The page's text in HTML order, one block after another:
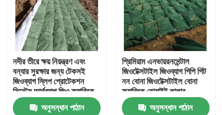
ভিডিও
VR প্রদর্শন
আমাদের সম্পর্কে
কারখানা ভ্রমণ
নদীর তীরে ক্ষয় নিয়ন্ত্রণ এবং
বন্যার সুরক্ষার জন্য টেকসই
জিওব্যাগ স্লিপ প্রোটেকশন
সিস্টেম আর্থব্যাগ জিও ফ্যাব্রিক
ব্যাগ
অনুসন্ধান পাঠান
প্রিমিয়াম এনভায়রনমেন্টাল
জিওটেক্সটাইল জিওব্যাগ পিপি পিট
নন বোনা জিওটেক্সটাইল বোনা
ফ্যাব্রিক হোয়াইট কালার
জিওটেক্সটাইল জিওব্যাগ
অনুসন্ধান পাঠান